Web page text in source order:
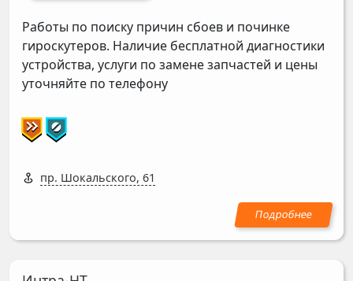
Работы по поиску причин сбоев и починке
гироскутеров. Наличие бесплатной диагностики
устройства, услуги по замене запчастей и цены
уточняйте по телефону
пр. Шокальского, 61